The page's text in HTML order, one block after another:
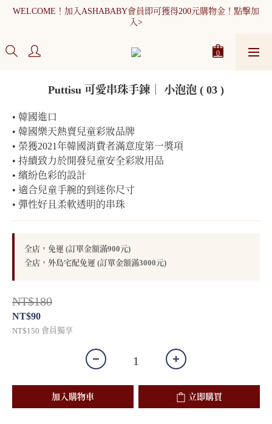
WELCOME！加入ASHABABY會員即可獲得200元購物金！點擊加
入>
全館消費滿900元免運
WELCOME！加入ASHABABY會員即可獲得200元購物金！點擊加
Puttisu 可愛串珠手鍊｜ 小泡泡 ( 03 )
• 韓國進口
• 韓國樂天熱賣兒童彩妝品牌
• 榮獲2021年韓國消費者滿意度第一獎項
• 持續致力於開發兒童安全彩妝用品
• 繽紛色彩的設計
• 適合兒童手腕的到迷你尺寸
• 彈性好且柔軟透明的串珠
全店，免運 (訂單金額滿900元)
全店，外島宅配免運 (訂單金額滿3000元)
NT$180
NT$90
NT$150 會員獨享
加入購物車 立即購買